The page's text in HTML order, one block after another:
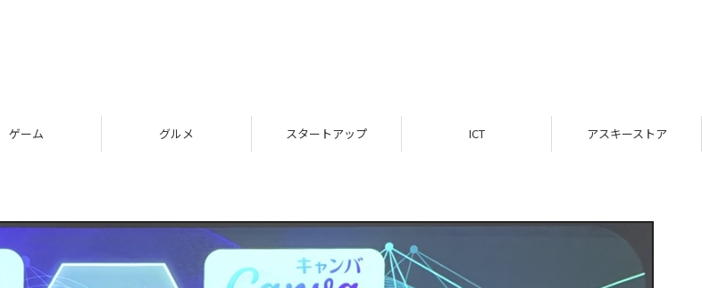
ゲーム グルメ スタートアップ ICT アスキーストア